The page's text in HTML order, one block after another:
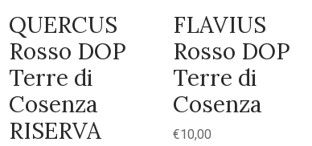
QUERCUS
Rosso DOP
Terre di
Cosenza
RISERVA
FLAVIUS
Rosso DOP
Terre di
Cosenza
€10,00